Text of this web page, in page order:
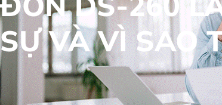
SỰ VÀ VÌ SAO